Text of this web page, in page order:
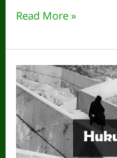
Hukum
Bulu
Mata
Palsu.
Boleh
atau
Tidak?
Read More »